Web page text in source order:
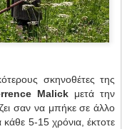
σκηνοθέτες της
Malick μετά την
σαν να μπήκε σε άλλο
κάθε 5-15 χρόνια, έκτοτε